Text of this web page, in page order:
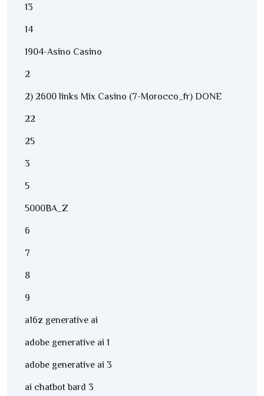
13
14
1904-Asino Casino
2
2) 2600 links Mix Casino (7-Morocco_fr) DONE
22
25
3
5
5000BA_Z
6
7
8
9
a16z generative ai
adobe generative ai 1
adobe generative ai 3
ai chatbot bard 3